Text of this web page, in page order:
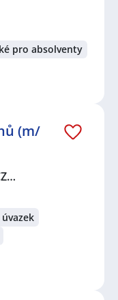
pro absolventy
(m/